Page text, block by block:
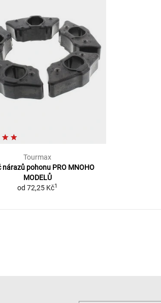
Tourmax
nárazů pohonu PRO MNOHO
MODELŮ
od72,25 Kč1